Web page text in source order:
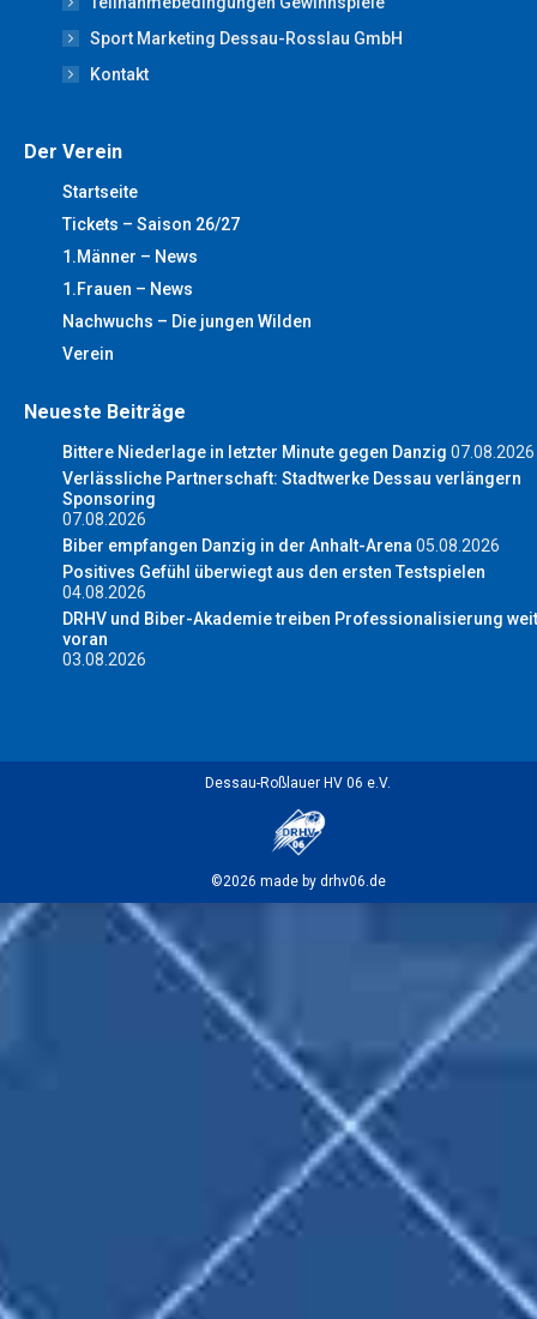
Sport Marketing Dessau-Rosslau GmbH
Kontakt
Der Verein
Startseite
Tickets – Saison 26/27
1.Männer – News
1.Frauen – News
Nachwuchs – Die jungen Wilden
Verein
Neueste Beiträge
Bittere Niederlage in letzter Minute gegen Danzig 07.08.2026
Verlässliche Partnerschaft: Stadtwerke Dessau verlängern
Sponsoring
07.08.2026
Biber empfangen Danzig in der Anhalt-Arena 05.08.2026
Positives Gefühl überwiegt aus den ersten Testspielen
04.08.2026
DRHV und Biber-Akademie treiben Professionalisierung
voran
03.08.2026
Dessau-Roßlauer HV 06 e.V.
©2026 made by drhv06.de